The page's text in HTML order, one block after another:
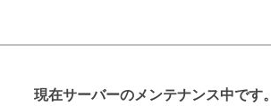
現在サーバーのメンテナンス中です。